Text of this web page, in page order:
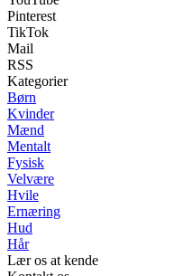
Pinterest
TikTok
Mail
RSS
Kategorier
Børn
Kvinder
Mænd
Mentalt
Fysisk
Velvære
Hvile
Ernæring
Hud
Hår
Lær os at kende